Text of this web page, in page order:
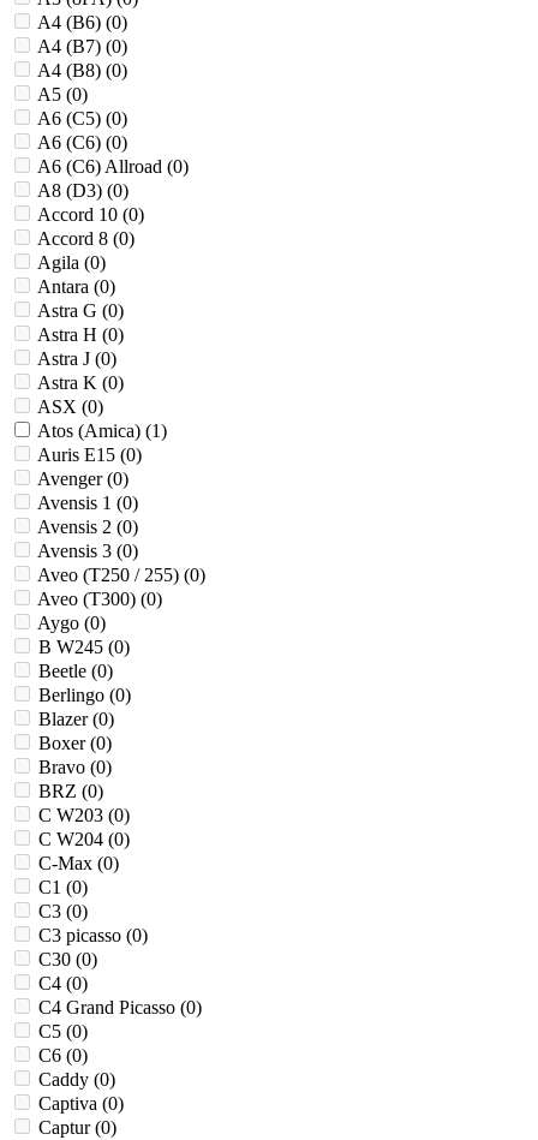
A4 (B6) (0)
A4 (B7) (0)
A4 (B8) (0)
A5 (0)
A6 (C5) (0)
A6 (C6) (0)
A6 (C6) Allroad (0)
A8 (D3) (0)
Accord 10 (0)
Accord 8 (0)
Agila (0)
Antara (0)
Astra G (0)
Astra H (0)
Astra J (0)
Astra K (0)
ASX (0)
Atos (Amica) (1)
Auris E15 (0)
Avenger (0)
Avensis 1 (0)
Avensis 2 (0)
Avensis 3 (0)
Aveo (T250 / 255) (0)
Aveo (T300) (0)
Aygo (0)
B W245 (0)
Beetle (0)
Berlingo (0)
Blazer (0)
Boxer (0)
Bravo (0)
BRZ (0)
C W203 (0)
C W204 (0)
C-Max (0)
C1 (0)
C3 (0)
C3 picasso (0)
C30 (0)
C4 (0)
C4 Grand Picasso (0)
C5 (0)
C6 (0)
Caddy (0)
Captiva (0)
Captur (0)